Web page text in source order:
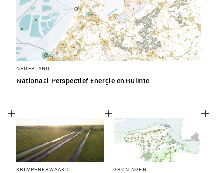
NEDERLAND
Nationaal Perspectief Energie en Ruimte
KRIMPENERWAARD GRONINGEN